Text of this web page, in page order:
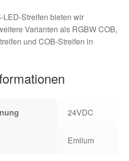
LED-Streifen bieten wir
Varianten als RGBW COB,
und COB-Streifen in
24VDC
Emilum